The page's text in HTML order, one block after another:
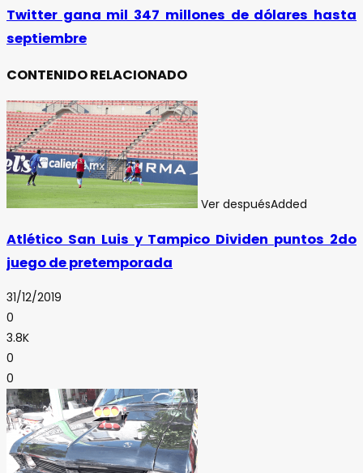
Twitter gana mil 347 millones de dólares hasta
septiembre
CONTENIDO RELACIONADO
Ver despuésAdded
Atlético San Luis y Tampico Dividen puntos 2do
juego de pretemporada
31/12/2019
0
3.8K
0
0